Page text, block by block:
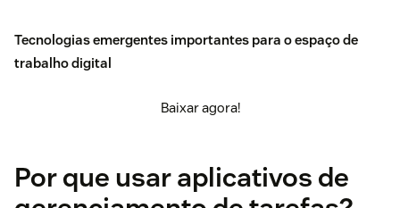
Tecnologias emergentes importantes para o espaço de
trabalho digital
Baixar agora!
Por que usar aplicativos de